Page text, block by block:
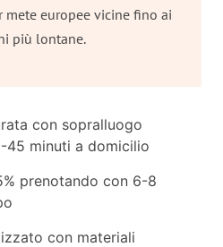
europee vicine fino ai
più lontane.
con sopralluogo
45 minuti a domicilio
prenotando con 6-8
con materiali